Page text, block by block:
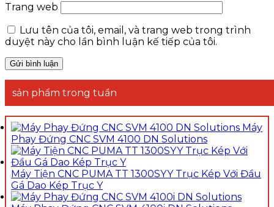
Trang web
Lưu tên của tôi, email, và trang web trong trình
duyệt này cho lần bình luận kế tiếp của tôi.
sản phẩm trong tuần
Máy
Phay Đứng CNC SVM 4100 DN Solutions
Máy Tiện CNC PUMA TT 1300SYY Trục Kép Với Đầu
Gá Dao Kép Trục Y